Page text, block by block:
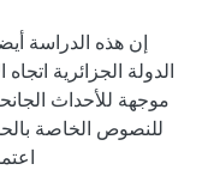
إن هذه الدراسة
الدولة الجزائرية
موجهة للأحداث
للنصوص الخاصة